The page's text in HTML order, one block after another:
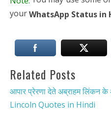
yourWhatsApp Status in
Related Posts
आपार प्रेरणा देते अब्राहम लिंकन
Lincoln Quotes in Hindi